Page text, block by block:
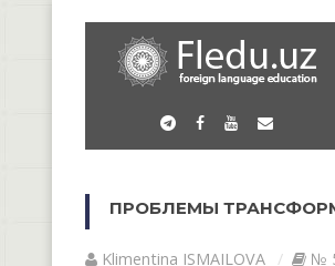
ПРОБЛЕМЫ
Klimentina ISMАILOVА №